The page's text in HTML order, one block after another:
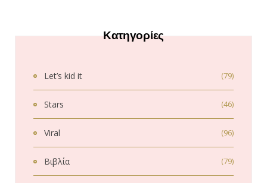
Κατηγορίες
Let’s kid it (79)
Stars (46)
Viral (96)
Βιβλία (79)